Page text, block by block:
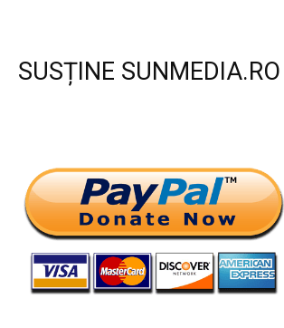
SUSȚINE SUNMEDIA.RO